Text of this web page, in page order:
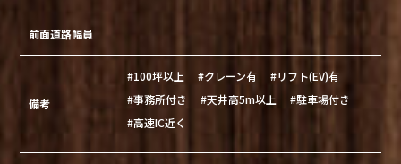
前面道路幅員
備考
#100坪以上 #クレーン有
#リフト(EV)有
#事務所付き
#天井高5m以上
#駐車場付き
#高速IC近く